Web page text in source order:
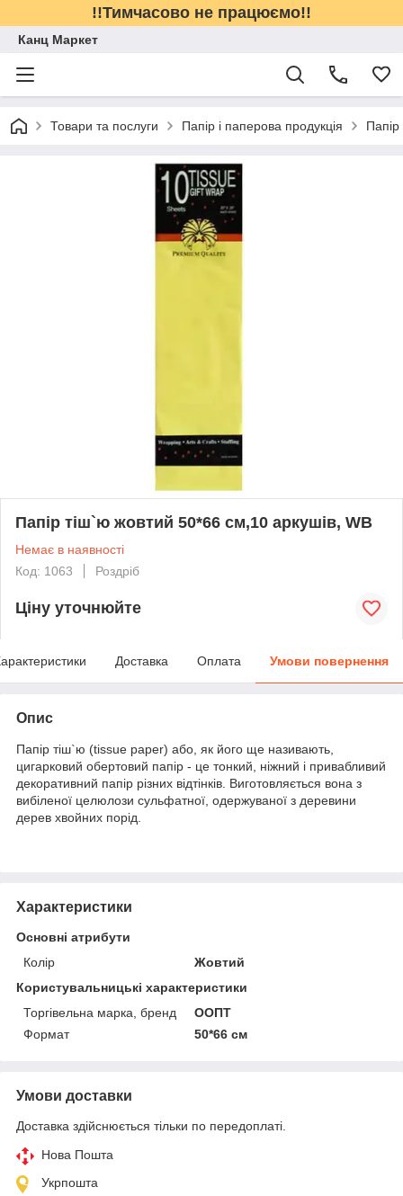
!!Тимчасово не працюємо!!
Канц Маркет
Товари та послуги Папір і паперова продукція Папір
Папір тіш`ю жовтий 50*66 см,10 аркушів, WB
Немає в наявності
Код: 1063
Роздріб
Ціну уточнюйте
Доставка Оплата Умови повернення
Опис
Папір тіш`ю (tissue paper) або, як його ще називають,
цигарковий обертовий папір - це тонкий, ніжний і привабливий
декоративний папір різних відтінків. Виготовляється вона з
вибіленої целюлози сульфатної, одержуваної з деревини
дерев хвойних порід.
Характеристики
Основні атрибути
Колір
Жовтий
Користувальницькі характеристики
Торгівельна марка, бренд
ООПТ
Формат
50*66 см
Умови доставки
Доставка здійснюється тільки по передоплаті.
Нова Пошта
Укрпошта